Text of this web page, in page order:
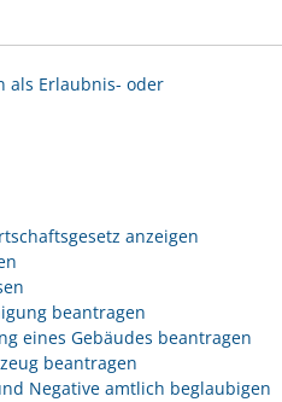
als Erlaubnis- oder
anzeigen
beantragen
eines Gebäudes beantragen
beantragen
Negative amtlich beglaubigen